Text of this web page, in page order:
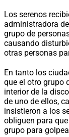
Los serenos
administradora
grupo de
causando
otras personas
En tanto los
que el otro grupo
interior de la
de uno de ellos,
insistieron a los
obliguen para
grupo para